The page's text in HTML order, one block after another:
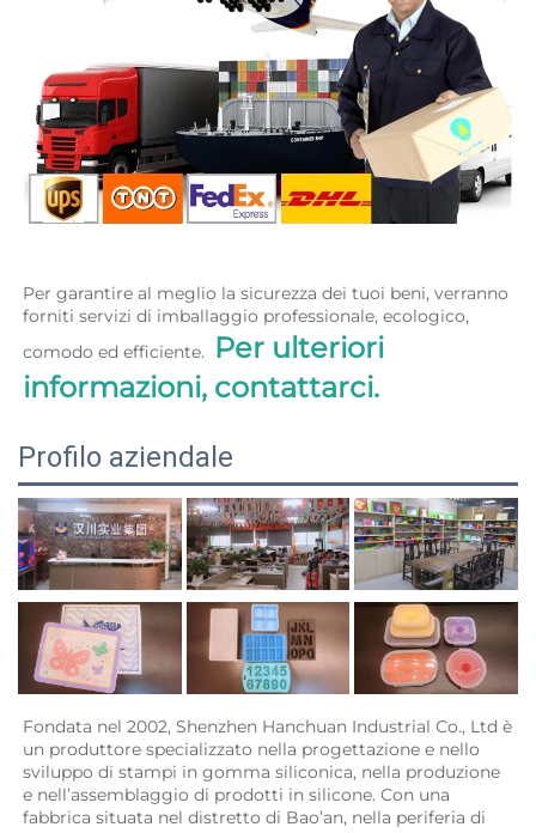
Per garantire al meglio la sicurezza dei tuoi beni, verranno
forniti servizi di imballaggio professionale, ecologico,
comodo ed efficiente.
Per ulteriori
informazioni, contattarci.
Profilo aziendale
Fondata nel 2002, Shenzhen Hanchuan Industrial Co., Ltd è
un produttore specializzato nella progettazione e nello
sviluppo di stampi in gomma siliconica, nella produzione
e nell’assemblaggio di prodotti in silicone. Con una
fabbrica situata nel distretto di Bao’an, nella periferia di